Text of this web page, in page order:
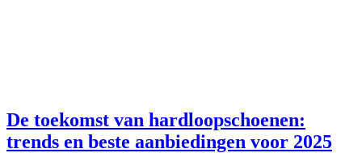
De toekomst van hardloopschoenen:
trends en beste aanbiedingen voor 2025